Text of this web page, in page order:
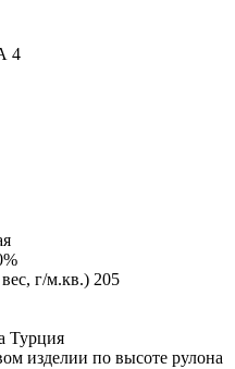
4
г/м.кв.) 205
Турция
изделии по высоте рулона